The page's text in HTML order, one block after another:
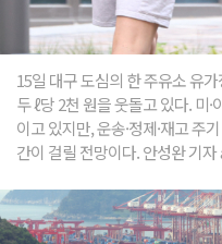
15일 대구 도심의 한 주유소 유
두 ℓ당 2천 원을 웃돌고 있다. 미
이고 있지만, 운송·정제·재고 주
간이 걸릴 전망이다. 안성완 기